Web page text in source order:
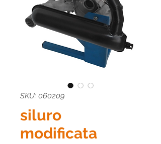
SKU: 060209
siluro
modificata